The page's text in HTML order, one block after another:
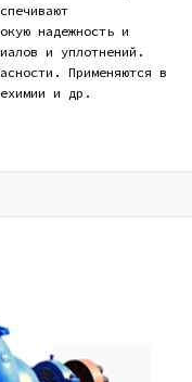
надежность и
и уплотнений.
Применяются в
и др.